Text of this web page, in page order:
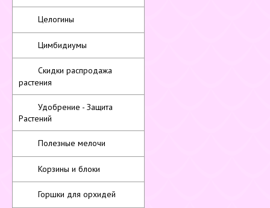
Целогины
Цимбидиумы
Скидки распродажа
растения
Удобрение - Защита
Растений
Полезные мелочи
Корзины и блоки
Горшки для орхидей